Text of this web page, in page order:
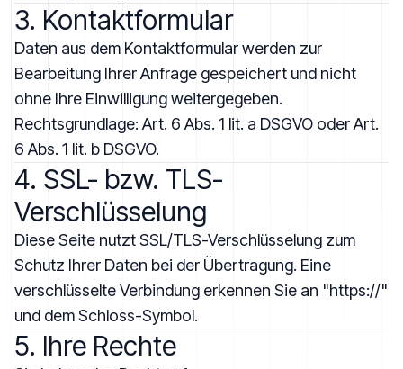
3. Kontaktformular
Daten aus dem Kontaktformular werden zur
Bearbeitung Ihrer Anfrage gespeichert und nicht
ohne Ihre Einwilligung weitergegeben.
Rechtsgrundlage: Art. 6 Abs. 1 lit. a DSGVO oder Art.
6 Abs. 1 lit. b DSGVO.
4. SSL- bzw. TLS-
Verschlüsselung
Diese Seite nutzt SSL/TLS-Verschlüsselung zum
Schutz Ihrer Daten bei der Übertragung. Eine
verschlüsselte Verbindung erkennen Sie an "https://"
und dem Schloss-Symbol.
5. Ihre Rechte